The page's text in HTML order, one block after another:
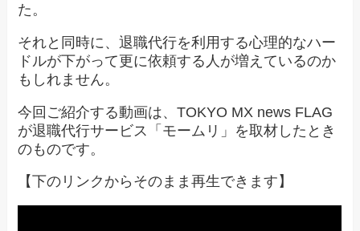
た。
それと同時に、退職代行を利用する心理的なハー
ドルが下がって更に依頼する人が増えているのか
もしれません。
今回ご紹介する動画は、TOKYO MX news FLAG
が退職代行サービス「モームリ」を取材したとき
のものです。
【下のリンクからそのまま再生できます】